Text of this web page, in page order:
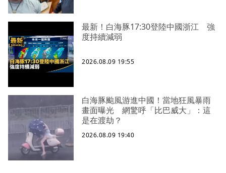
最新！白海豚17:30登陸中國浙江 強
度持續減弱
2026.08.09 19:55
白海豚颱風游進中國！當地狂風暴雨
畫面曝光 網驚呼「比巴威大」：這
是在渡劫？
2026.08.09 19:40